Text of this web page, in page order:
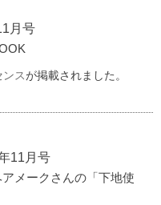
月号
スが掲載されました。
11月号
メークさんの「下地使